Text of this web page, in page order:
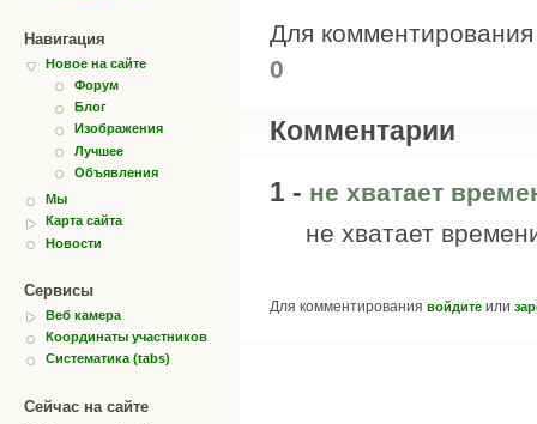
Навигация
Новое на сайте
Форум
Блог
Изображения
Лучшее
Объявления
Мы
Карта сайта
Новости
Сервисы
Веб камера
Координаты участников
Систематика (tabs)
Сейчас на сайте
Для
0
Комментарии
1 - не хватает
не хватает
Для комментирования войдите или